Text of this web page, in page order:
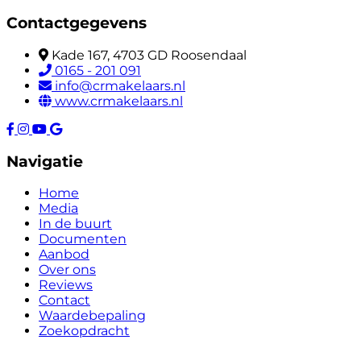
Contactgegevens
Kade 167, 4703 GD Roosendaal
0165 - 201 091
info@crmakelaars.nl
www.crmakelaars.nl
Navigatie
Home
Media
In de buurt
Documenten
Aanbod
Over ons
Reviews
Contact
Waardebepaling
Zoekopdracht